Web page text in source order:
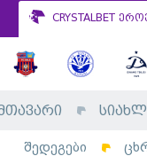
CRYSTALBET
შედეგები